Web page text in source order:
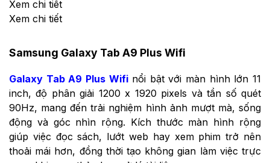
Xem chi tiết
Xem chi tiết
Samsung Galaxy Tab A9 Plus Wifi
Galaxy Tab A9 Plus Wifinổi bật với màn hình lớn 11
inch, độ phân giải 1200 x 1920 pixels và tần số quét
90Hz, mang đến trải nghiệm hình ảnh mượt mà, sống
động và góc nhìn rộng. Kích thước màn hình rộng
giúp việc đọc sách, lướt web hay xem phim trở nên
thoải mái hơn, đồng thời tạo không gian làm việc trực